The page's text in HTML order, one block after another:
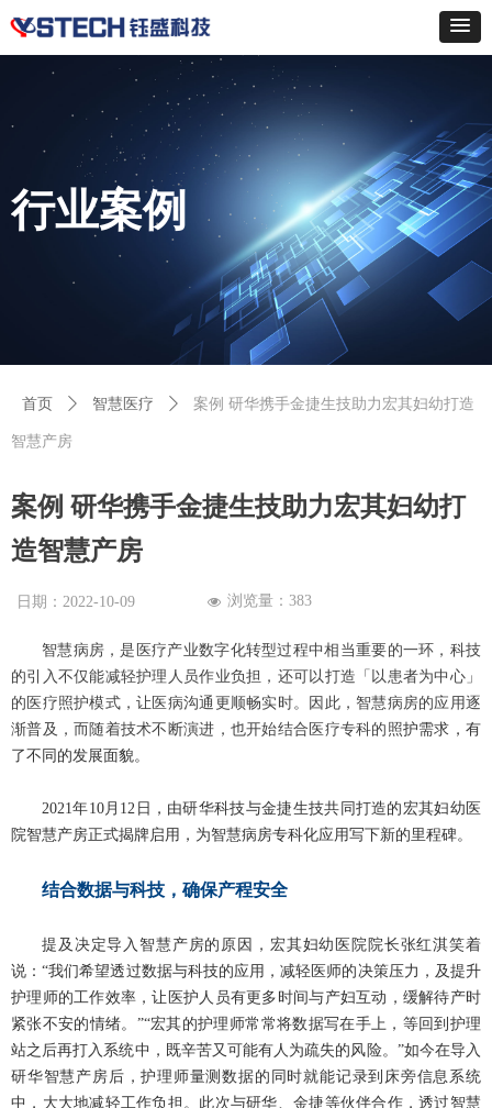
案例 研华携手金捷生技助力宏其妇幼打
造智慧产房
智慧病房，是医疗产业数字化转型过程中相当重要的一环，科技
的引入不仅能减轻护理人员作业负担，还可以打造「以患者为中心」
的医疗照护模式，让医病沟通更顺畅实时。因此，智慧病房的应用逐
渐普及，而随着技术不断演进，也开始结合医疗专科的照护需求，有
了不同 的发展面貌。
2021年10月12日，由研华科技与金捷生技共同打造的宏其妇幼医
院智慧产房正式揭牌启用，为智慧病房专科化应用写下新的里程碑。
结合数据与科技，确保产程安全
提及决定导入智慧产房的原因，宏其妇幼医院院长张红淇笑着
说：“我们希望透过数据与科技的应用，减轻医师的决策压力，及提升
护理师的工作效率，让医护人员有更多时间与产妇互动，缓解待产时
紧张不安的情绪。”“宏其的护理师常常将数据写在手上，等回到护理
站之后再打入系统中，既辛苦又可能有人为疏失的风险。”如今在导入
研华智慧产房后，护理师量测数据的同时就能记录到床旁信息系统
中，大大地减轻工作负担。此次与研华、金捷等伙伴合作，透过智慧
首页 ꄲ 智慧医疗 ꄲ 案例 研华携手金捷生技助力宏其妇幼打造
智慧产房
日期： 2022-10-09 넶 浏览量： 383
行业案例